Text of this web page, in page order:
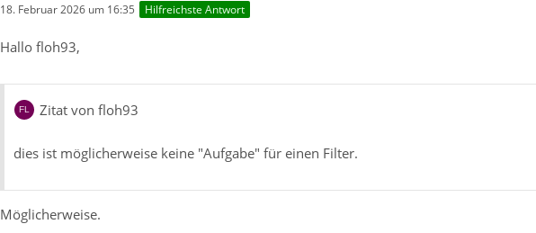
18. Februar 2026 um 16:35 Hilfreichste Antwort
Hallo floh93,
Zitat von floh93
dies ist möglicherweise keine "Aufgabe" für einen Filter.
Möglicherweise.